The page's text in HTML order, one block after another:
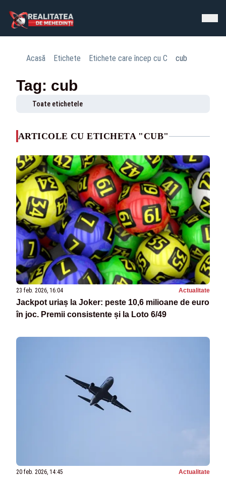
Acasă Etichete Etichete care încep cu C cub
Tag: cub
Toate etichetele
ARTICOLE CU ETICHETA "CUB"
23 feb. 2026, 16:04 Actualitate
Jackpot uriaș la Joker: peste 10,6 milioane de euro
în joc. Premii consistente și la Loto 6/49
20 feb. 2026, 14:45 Actualitate